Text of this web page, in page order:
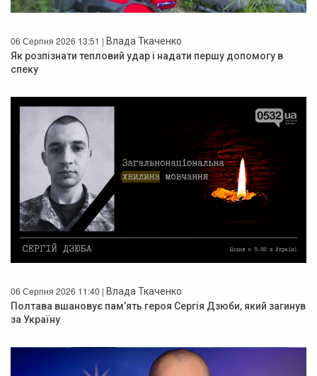
06 Серпня 2026 13:51 | Влада Ткаченко
Як розпізнати тепловий удар і надати першу допомогу в
спеку
06 Серпня 2026 11:40 | Влада Ткаченко
Полтава вшановує пам’ять героя Сергія Дзюби, який загинув
за Україну